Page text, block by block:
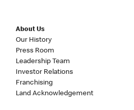
About Us
Our History
Press Room
Leadership Team
Investor Relations
Franchising
Land Acknowledgement